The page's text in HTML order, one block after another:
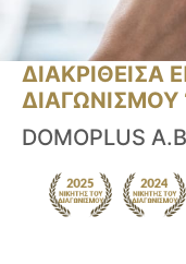
ΔΙΑΚΡΙΘΕΙΣΑ
ΔΙΑΓΩΝΙΣΜΟΥ
DOMOPLUS